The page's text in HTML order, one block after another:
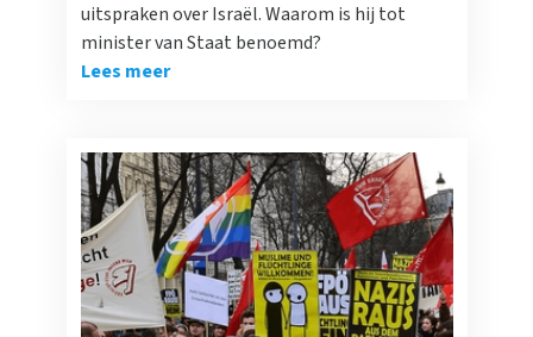
uitspraken over Israël. Waarom is hij tot
minister van Staat benoemd?
Lees meer